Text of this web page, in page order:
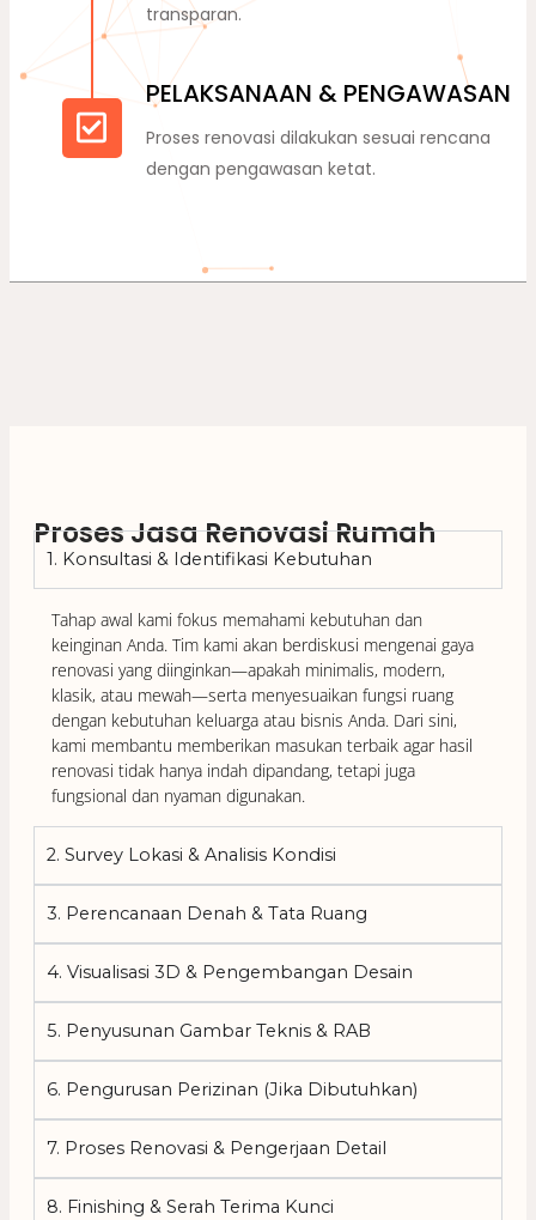
transparan.
PELAKSANAAN & PENGAWASAN
Proses renovasi dilakukan sesuai rencana
dengan pengawasan ketat.
Proses Jasa Renovasi Rumah
1. Konsultasi & Identifikasi Kebutuhan
Tahap awal kami fokus memahami kebutuhan dan
keinginan Anda. Tim kami akan berdiskusi mengenai gaya
renovasi yang diinginkan—apakah minimalis, modern,
klasik, atau mewah—serta menyesuaikan fungsi ruang
dengan kebutuhan keluarga atau bisnis Anda. Dari sini,
kami membantu memberikan masukan terbaik agar hasil
renovasi tidak hanya indah dipandang, tetapi juga
fungsional dan nyaman digunakan.
2. Survey Lokasi & Analisis Kondisi
3. Perencanaan Denah & Tata Ruang
4. Visualisasi 3D & Pengembangan Desain
5. Penyusunan Gambar Teknis & RAB
6. Pengurusan Perizinan (Jika Dibutuhkan)
7. Proses Renovasi & Pengerjaan Detail
8. Finishing & Serah Terima Kunci